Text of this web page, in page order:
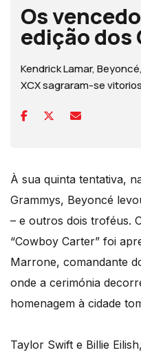
Os
edição dos
Kendrick Lamar,
XCX sagraram-se
À sua quinta tentativa,
Grammys, Beyoncé
– e outros dois troféus.
“Cowboy Carter” foi
Marrone, comandante
onde a cerimónia
homenagem à cidade
Taylor Swift e Billie